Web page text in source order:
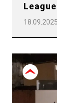
18.09.2025